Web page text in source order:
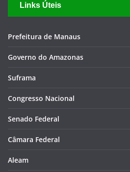
Links Úteis
Prefeitura de Manaus
Governo do Amazonas
Suframa
Congresso Nacional
Senado Federal
Câmara Federal
Aleam